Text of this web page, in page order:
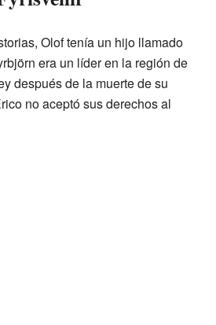
Olof tenía un hijo llamado
era un líder en la región de
después de la muerte de su
no aceptó sus derechos al